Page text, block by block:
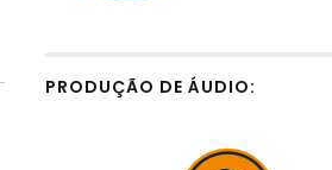
PRODUÇÃO DE ÁUDIO: